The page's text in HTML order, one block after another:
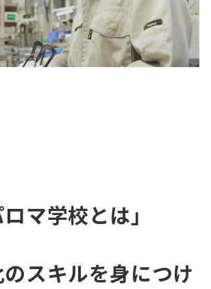
ロマ学校とは」
スキルを身につけ